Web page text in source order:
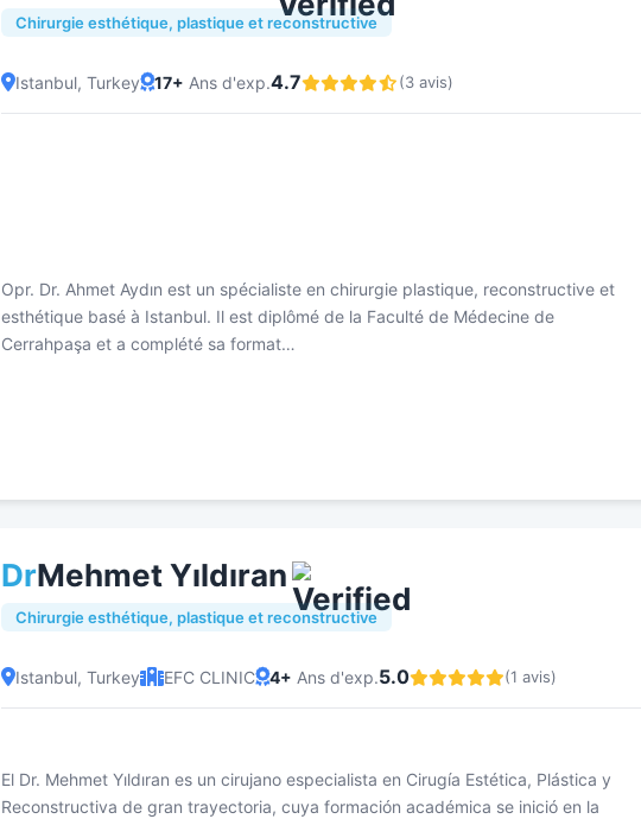
Chirurgie esthétique, plastique et reconstructive
Istanbul, Turkey 17+ Ans d'exp.4.7 (3 avis)
Opr. Dr. Ahmet Aydın est un spécialiste en chirurgie plastique, reconstructive et
esthétique basé à Istanbul. Il est diplômé de la Faculté de Médecine de
Cerrahpaşa et a complété sa format…
DrMehmet Yıldıran
Chirurgie esthétique, plastique et reconstructive
Istanbul, Turkey EFC CLINIC 4+ Ans d'exp.5.0 (1 avis)
El Dr. Mehmet Yıldıran es un cirujano especialista en Cirugía Estética, Plástica y
Reconstructiva de gran trayectoria, cuya formación académica se inició en la